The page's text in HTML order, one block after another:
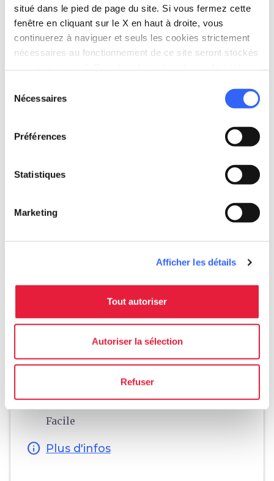
situé dans le pied de page du site. Si vous fermez cette
fenêtre en cliquant sur le X en haut à droite, vous
continuerez à naviguer et seuls les cookies strictement
nécessaires au fonctionnement de ce site seront stockés
Nécessaires
Préférences
Statistiques
Marketing
Afficher les détails
Tout autoriser
Autoriser la sélection
Refuser
Nous remercions l'association Montalbano Domani
d'avoir contribué à l'article en fournissant le
kilométrage du parcours « Strada Verde »
:montalbanodomani.org
directions Moyen et durée
À pied, 3 km
schedule Durée
Facile
info Plus d'infos